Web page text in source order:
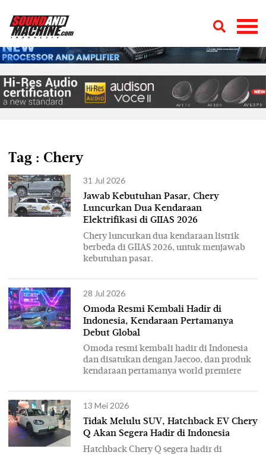
Tag : Chery
31 Jul 2026
Jawab Kebutuhan Pasar, Chery
Luncurkan Dua Kendaraan
Elektrifikasi di GIIAS 2026
Chery luncurkan dua kendaraan listrik
berbeda di GIIAS 2026, untuk menjawab
kebutuhan pasar.
28 Jul 2026
Omoda Resmi Kembali Hadir di
Indonesia, Kendaraan Pertamanya
Debut Global
Omoda resmi kembali hadir di Indonesia
dan disatukan dengan Jaecoo, dan produk
kendaraan pertamanya world premiere
13 Mei 2026
Tidak Melulu SUV, Hatchback EV Chery
Q Akan Segera Hadir di Indonesia
Hatchback Chery Q segera hadir di